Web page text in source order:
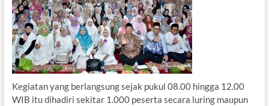
Kegiatan yang berlangsung sejak pukul 08.00 hingga 12.00
WIB itu dihadiri sekitar 1.000 peserta secara luring maupun